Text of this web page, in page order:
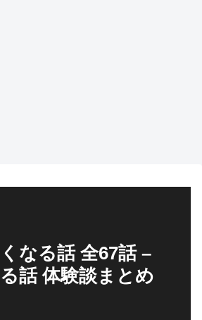
なる話 全67話 –
話 体験談まとめ